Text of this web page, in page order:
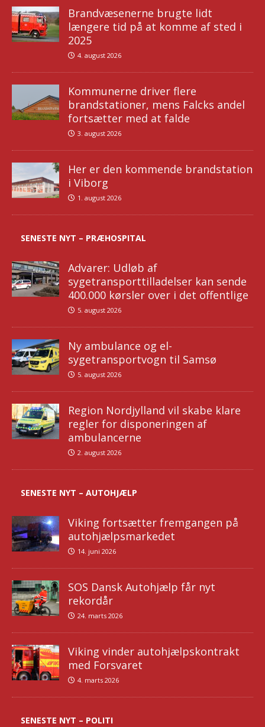
Brandvæsenerne brugte lidt
længere tid på at komme af sted i
2025
4. august 2026
Kommunerne driver flere
brandstationer, mens Falcks andel
fortsætter med at falde
3. august 2026
Her er den kommende brandstation
i Viborg
1. august 2026
SENESTE NYT – PRÆHOSPITAL
Advarer: Udløb af
sygetransporttilladelser kan sende
400.000 kørsler over i det offentlige
5. august 2026
Ny ambulance og el-
sygetransportvogn til Samsø
5. august 2026
Region Nordjylland vil skabe klare
regler for disponeringen af
ambulancerne
2. august 2026
SENESTE NYT – AUTOHJÆLP
Viking fortsætter fremgangen på
autohjælpsmarkedet
14. juni 2026
SOS Dansk Autohjælp får nyt
rekordår
24. marts 2026
Viking vinder autohjælpskontrakt
med Forsvaret
4. marts 2026
SENESTE NYT – POLITI